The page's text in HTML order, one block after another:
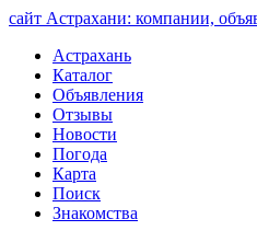
сайт Астрахани: компании,
Астрахань
Каталог
Объявления
Отзывы
Новости
Погода
Карта
Поиск
Знакомства